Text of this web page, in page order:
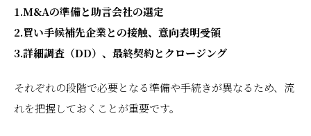
1.M&Aの準備と助言会社の選定
2.買い手候補先企業との接触、意向表明受領
3.詳細調査（DD）、最終契約とクロージング
それぞれの段階で必要となる準備や手続きが異なるため、流
れを把握しておくことが重要です。